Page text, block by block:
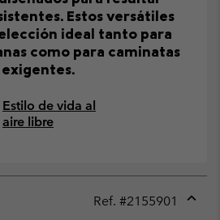
Estos versátiles
ideal tanto para
como para caminatas
exigentes.
Estilo de vida al
aire libre
Ref. #2155901